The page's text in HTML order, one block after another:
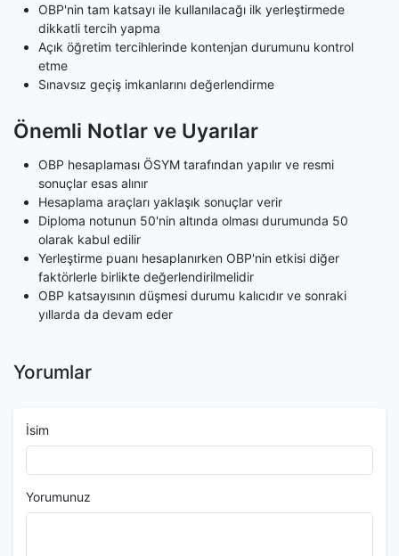
OBP'nin tam katsayı ile kullanılacağı ilk yerleştirmede
dikkatli tercih yapma
Açık öğretim tercihlerinde kontenjan durumunu kontrol
etme
Sınavsız geçiş imkanlarını değerlendirme
Önemli Notlar ve Uyarılar
OBP hesaplaması ÖSYM tarafından yapılır ve resmi
sonuçlar esas alınır
Hesaplama araçları yaklaşık sonuçlar verir
Diploma notunun 50'nin altında olması durumunda 50
olarak kabul edilir
Yerleştirme puanı hesaplanırken OBP'nin etkisi diğer
faktörlerle birlikte değerlendirilmelidir
OBP katsayısının düşmesi durumu kalıcıdır ve sonraki
yıllarda da devam eder
Yorumlar
İsim
Yorumunuz